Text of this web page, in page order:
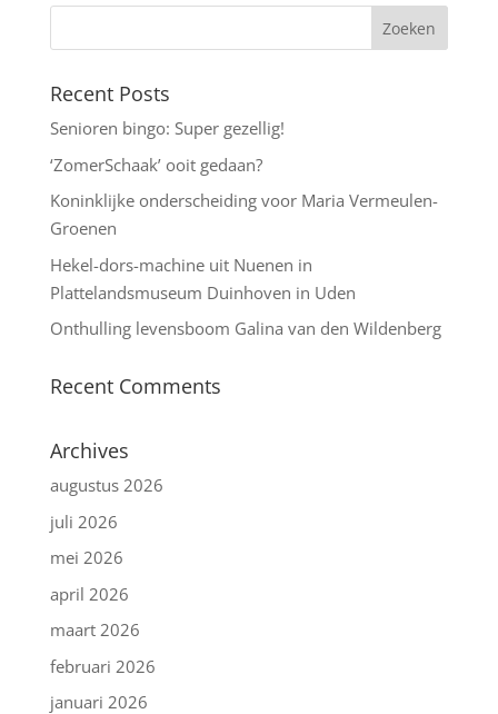
Recent Posts
Senioren bingo: Super gezellig!
‘ZomerSchaak’ ooit gedaan?
Koninklijke onderscheiding voor Maria Vermeulen-
Groenen
Hekel-dors-machine uit Nuenen in
Plattelandsmuseum Duinhoven in Uden
Onthulling levensboom Galina van den Wildenberg
Recent Comments
Archives
augustus 2026
juli 2026
mei 2026
april 2026
maart 2026
februari 2026
januari 2026